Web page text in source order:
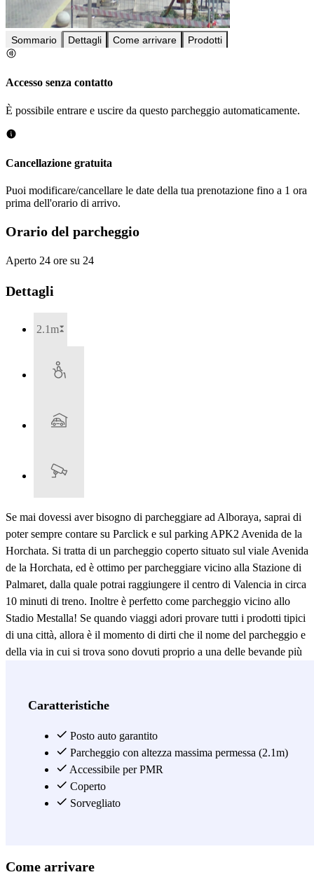
Sommario Dettagli Come arrivare Prodotti
Accesso senza contatto
È possibile entrare e uscire da questo parcheggio automaticamente.
Cancellazione gratuita
Puoi modificare/cancellare le date della tua prenotazione fino a 1 ora
prima dell'orario di arrivo.
Orario del parcheggio
Aperto 24 ore su 24
Dettagli
2.1m
Se mai dovessi aver bisogno di parcheggiare ad Alboraya, saprai di
poter sempre contare su Parclick e sul parking APK2 Avenida de la
Horchata. Si tratta di un parcheggio coperto situato sul viale Avenida
de la Horchata, ed è ottimo per parcheggiare vicino alla Stazione di
Palmaret, dalla quale potrai raggiungere il centro di Valencia in circa
10 minuti di treno. Inoltre è perfetto come parcheggio vicino allo
Stadio Mestalla! Se quando viaggi adori provare tutti i prodotti tipici
di una città, allora è il momento di dirti che il nome del parcheggio e
della via in cui si trova sono dovuti proprio a una delle bevande più
Avenida de la Horchata ;) Dopo aver lasciato la tua auto in questo
spiaggia, raggiungendo il Port Saplaya in circa 30 minuti con il
trasporto pubblico. Goditi il meglio di Valencia senza preoccuparti
per la tua auto, prenota il parcheggio APK2 Avenida de la Horchata!
Vedi di più
Caratteristiche
Posto auto garantito
Parcheggio con altezza massima permessa (2.1m)
Accessibile per PMR
Coperto
Sorvegliato
Come arrivare